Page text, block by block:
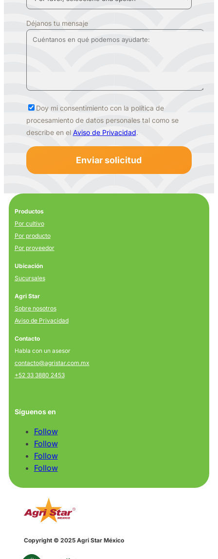
Déjanos tu mensaje
Doy mi consentimiento con la política de
procesamiento de datos personales tal como se
describe en el Aviso de Privacidad.
Productos
Por cultivo
Por producto
Por proveedor
Ubicación
Sucursales
Agri Star
Sobre nosotros
Aviso de Privacidad
Contacto
Habla con un asesor
contacto@agristar.com.mx
+52 33 3880 2453
Síguenos en
Follow
Follow
Follow
Follow
Copyright © 2025 Agri Star México